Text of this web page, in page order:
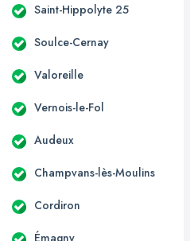
Saint-Hippolyte 25
Soulce-Cernay
Valoreille
Vernois-le-Fol
Audeux
Champvans-lès-Moulins
Cordiron
Émagny